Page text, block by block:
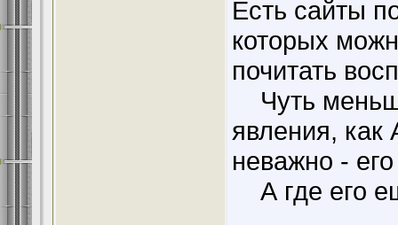
Есть сайты
которых
почитать
Чуть
явления,
неважно -
А где его